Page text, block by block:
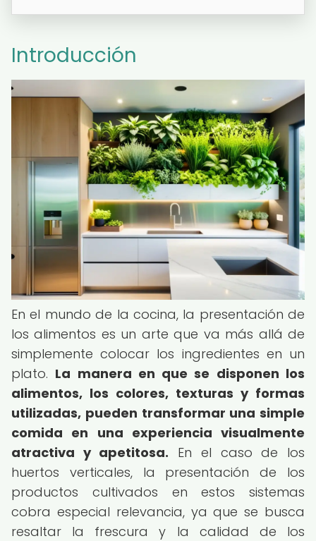
Introducción
En el mundo de la cocina, la presentación de
los alimentos es un arte que va más allá de
simplemente colocar los ingredientes en un
plato. La manera en que se disponen los
alimentos, los colores, texturas y formas
utilizadas, pueden transformar una simple
comida en una experiencia visualmente
atractiva y apetitosa. En el caso de los
huertos verticales, la presentación de los
productos cultivados en estos sistemas
cobra especial relevancia, ya que se busca
resaltar la frescura y la calidad de los